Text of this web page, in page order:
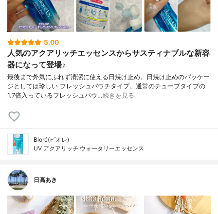
5.00
人気のアクアリッチエッセンスからサスティナブルな新容
器になって登場♪
最後まで外気にふれず清潔に使える日焼け止め。日焼け止めのパッケー
ジとしては珍しい フレッシュパウチタイプ。通常のチューブタイプの
1.7倍入っているフレッシュパウ…続きを見る
Bioré(ビオレ)
UV アクアリッチ ウォータリーエッセンス
日高あき